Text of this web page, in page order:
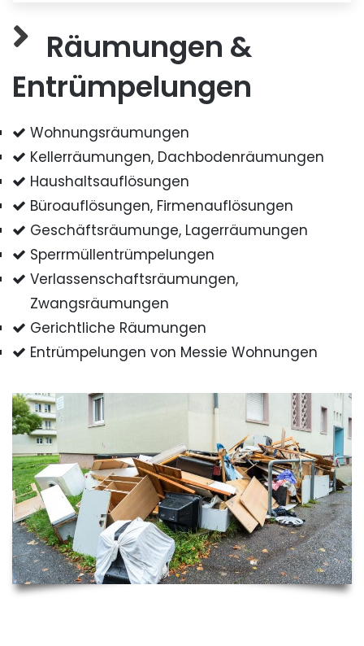
Räumungen &
Entrümpelungen
Wohnungsräumungen
Kellerräumungen, Dachbodenräumungen
Haushaltsauflösungen
Büroauflösungen, Firmenauflösungen
Geschäftsräumunge, Lagerräumungen
Sperrmüllentrümpelungen
Verlassenschaftsräumungen,
Zwangsräumungen
Gerichtliche Räumungen
Entrümpelungen von Messie Wohnungen